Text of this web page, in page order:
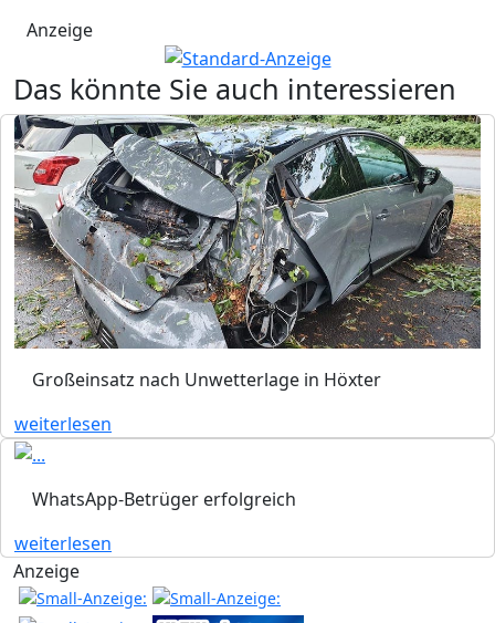
Anzeige
Das könnte Sie auch interessieren
Großeinsatz nach Unwetterlage in Höxter
weiterlesen
WhatsApp-Betrüger erfolgreich
weiterlesen
Anzeige